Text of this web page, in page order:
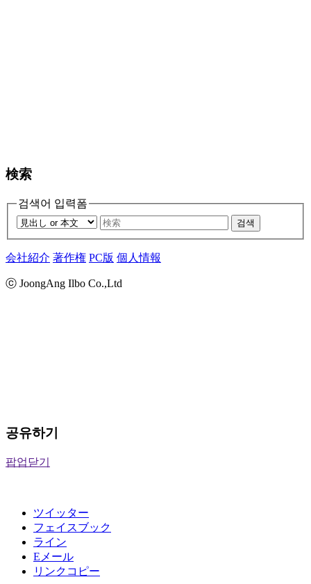
検索
검색어 입력폼
검색
会社紹介 著作権 PC版 個人情報
ⓒ JoongAng Ilbo Co.,Ltd
공유하기
팝업닫기
ツイッター
フェイスブック
ライン
Eメール
リンクコピー